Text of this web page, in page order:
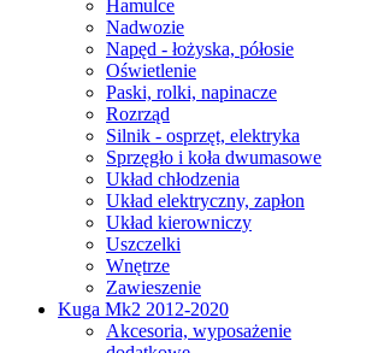
Hamulce
Nadwozie
Napęd - łożyska, półosie
Oświetlenie
Paski, rolki, napinacze
Rozrząd
Silnik - osprzęt, elektryka
Sprzęgło i koła dwumasowe
Układ chłodzenia
Układ elektryczny, zapłon
Układ kierowniczy
Uszczelki
Wnętrze
Zawieszenie
Kuga Mk2 2012-2020
Akcesoria, wyposażenie